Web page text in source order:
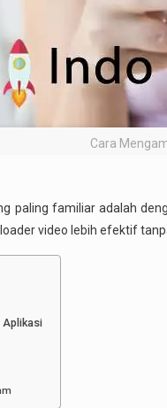
Cara
paling familiar adalah
video lebih efektif
Aplikasi